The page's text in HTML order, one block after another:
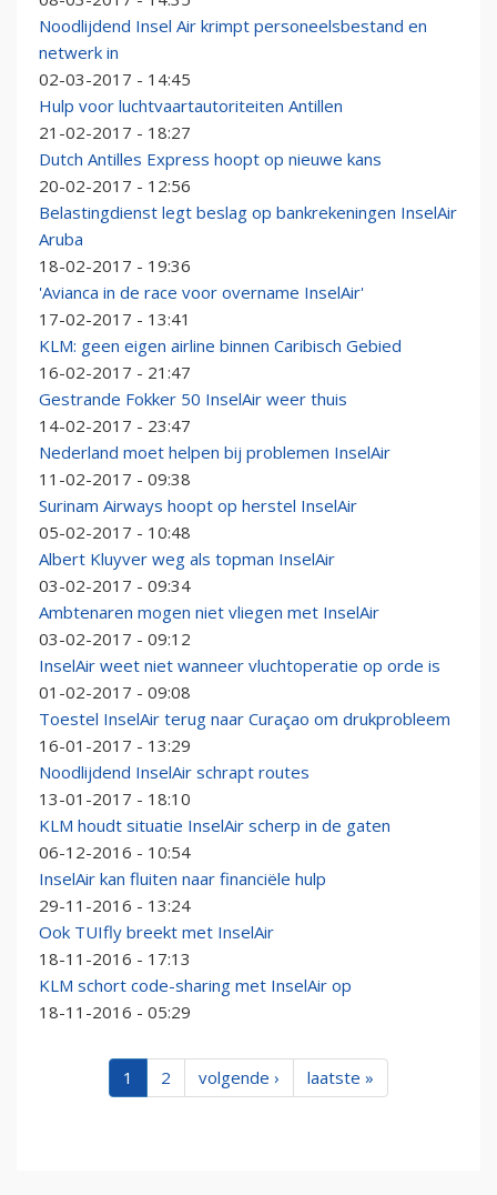
Noodlijdend Insel Air krimpt personeelsbestand en
netwerk in
02-03-2017 - 14:45
Hulp voor luchtvaartautoriteiten Antillen
21-02-2017 - 18:27
Dutch Antilles Express hoopt op nieuwe kans
20-02-2017 - 12:56
Belastingdienst legt beslag op bankrekeningen InselAir
Aruba
18-02-2017 - 19:36
'Avianca in de race voor overname InselAir'
17-02-2017 - 13:41
KLM: geen eigen airline binnen Caribisch Gebied
16-02-2017 - 21:47
Gestrande Fokker 50 InselAir weer thuis
14-02-2017 - 23:47
Nederland moet helpen bij problemen InselAir
11-02-2017 - 09:38
Surinam Airways hoopt op herstel InselAir
05-02-2017 - 10:48
Albert Kluyver weg als topman InselAir
03-02-2017 - 09:34
Ambtenaren mogen niet vliegen met InselAir
03-02-2017 - 09:12
InselAir weet niet wanneer vluchtoperatie op orde is
01-02-2017 - 09:08
Toestel InselAir terug naar Curaçao om drukprobleem
16-01-2017 - 13:29
Noodlijdend InselAir schrapt routes
13-01-2017 - 18:10
KLM houdt situatie InselAir scherp in de gaten
06-12-2016 - 10:54
InselAir kan fluiten naar financiële hulp
29-11-2016 - 13:24
Ook TUIfly breekt met InselAir
18-11-2016 - 17:13
KLM schort code-sharing met InselAir op
18-11-2016 - 05:29
1 2 volgende › laatste »